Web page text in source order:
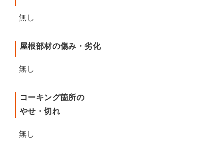
無し
屋根部材の傷み・劣化
無し
コーキング箇所の
やせ・切れ
無し